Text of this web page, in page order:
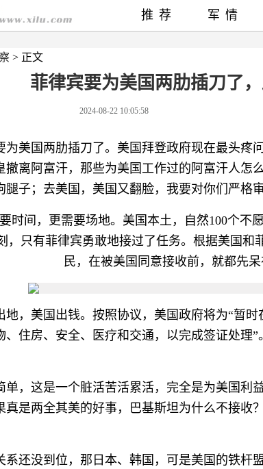
> 正文
菲律宾要为美国两肋插刀了
2024-08-22 10:05:58
为美国两肋插刀了。美国拜登政府现在最头疼
撤离阿富汗，那些为美国工作过的阿富汗人怎
腿子；去美国，美国又翻脸，我要对你们严格审
时间，更需要场地。美国本土，自然100个不
，只有菲律宾勇敢地接过了任务。根据美国和
民，在被美国同意接收前，就都先呆
地，美国出钱。按照协议，美国政府将为“暂
、住房、安全、医疗和交通，以完成签证处理
单，这是一个脏活苦活累活，完全是为美国利
真是两全其美的好事，巴基斯坦为什么不接收
系还没到位，那日本、韩国，可是美国的铁杆
推荐 军情